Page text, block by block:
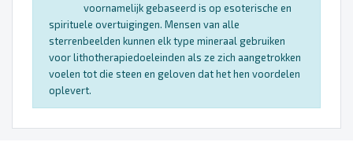
voornamelijk gebaseerd is op esoterische en
spirituele overtuigingen. Mensen van alle
sterrenbeelden kunnen elk type mineraal gebruiken
voor lithotherapiedoeleinden als ze zich aangetrokken
voelen tot die steen en geloven dat het hen voordelen
oplevert.